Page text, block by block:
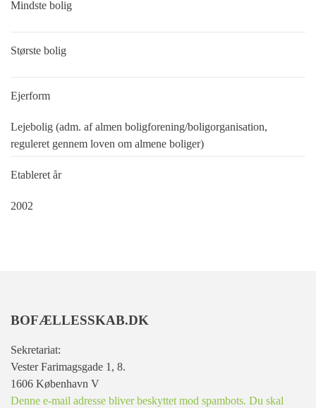
Mindste bolig
Største bolig
Ejerform
Lejebolig (adm. af almen boligforening/boligorganisation,
reguleret gennem loven om almene boliger)
Etableret år
2002
BOFÆLLESSKAB.DK
Sekretariat:
Vester Farimagsgade 1, 8.
1606 København V
Denne e-mail adresse bliver beskyttet mod spambots. Du skal